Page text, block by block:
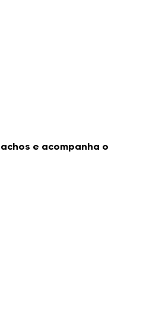
e acompanha o